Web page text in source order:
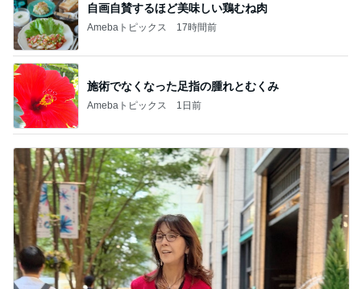
自画自賛するほど美味しい鶏むね肉
Amebaトピックス 17時間前
施術でなくなった足指の腫れとむくみ
Amebaトピックス 1日前